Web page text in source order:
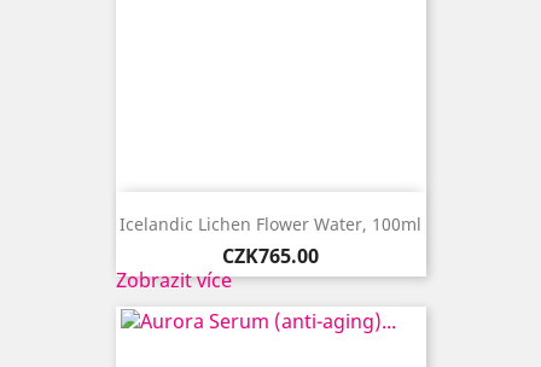
Icelandic Lichen Flower Water, 100ml
Price
CZK765.00
Zobrazit více